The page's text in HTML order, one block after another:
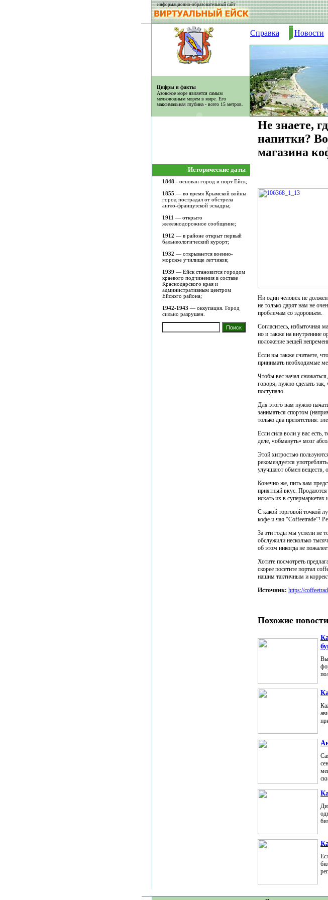
информационно-образовательный сайт
Цифры и факты
Азовское море является самым
мелководным морем в мире. Его
максимальная глубина - всего 15 метров.
Справка Новости
Исторические даты
1848 - основан город и порт Ейск;
1855 — во время Крымской войны
город пострадал от обстрела
англо-французской эскадры;
1911 — открыто
железнодорожное сообщение;
1912 — в районе открыт первый
бальнеологический курорт;
1932 — открывается военно-
морское училище летчиков;
1939 — Ейск становится городом
краевого подчинения в составе
Краснодарского края и
административным центром
Ейского района;
1942-1943 — оккупация. Город
сильно разрушен.
Не знаете,
напитки?
магазина
Ни один человек не
не только дарят нам не
проблемам со здоровьем.
Согласитесь, избыточная
но и также на внутренние
положение вещей
Если вы также считаете,
принимать необходимые
Чтобы вес начал
говоря, нужно сделать
поступало.
Для этого вам нужно
заниматься спортом
только два препятствия:
Если сила воли у вас есть,
деле, «обмануть» мозг
Этой хитростью
рекомендуется
улучшают обмен веществ,
Конечно же, пить вам
приятный вкус. Продаются
искать их в супермаркетах
С какой торговой точкой
кофе и чая “Coffeetrade”!
За эти годы мы успели не
обслужили несколько
об этом никогда не
Хотите посмотреть
скорее посетите портал
нашим тактичным и
Источник: https://
Похожие новости